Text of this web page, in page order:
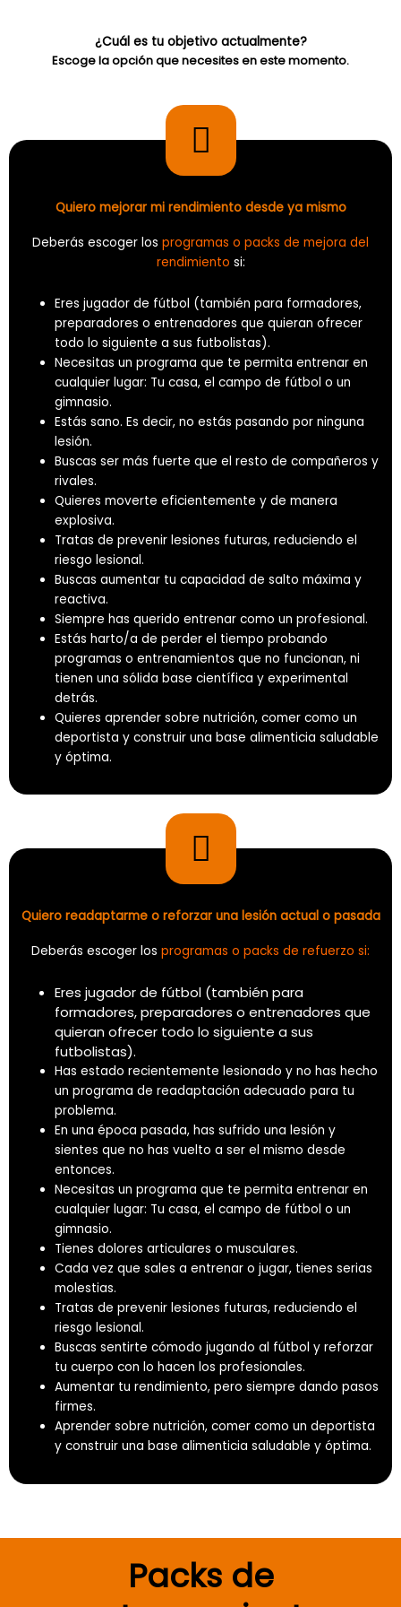
¿Cuál es tu objetivo actualmente?
Escoge la opción que necesites en este momento.
Quiero mejorar mi rendimiento desde ya mismo
Deberás escoger los programas o packs de mejora del
rendimiento si:
Eres jugador de fútbol (también para formadores,
preparadores o entrenadores que quieran ofrecer
todo lo siguiente a sus futbolistas).
Necesitas un programa que te permita entrenar en
cualquier lugar: Tu casa, el campo de fútbol o un
gimnasio.
Estás sano. Es decir, no estás pasando por ninguna
lesión.
Buscas ser más fuerte que el resto de compañeros y
rivales.
Quieres moverte eficientemente y de manera
explosiva.
Tratas de prevenir lesiones futuras, reduciendo el
riesgo lesional.
Buscas aumentar tu capacidad de salto máxima y
reactiva.
Siempre has querido entrenar como un profesional.
Estás harto/a de perder el tiempo probando
programas o entrenamientos que no funcionan, ni
tienen una sólida base científica y experimental
detrás.
Quieres aprender sobre nutrición, comer como un
deportista y construir una base alimenticia saludable
y óptima.
Quiero readaptarme o reforzar una lesión actual o pasada
Deberás escoger los programas o packs de refuerzo si:
Eres jugador de fútbol (también para
formadores, preparadores o entrenadores que
quieran ofrecer todo lo siguiente a sus
futbolistas).
Has estado recientemente lesionado y no has hecho
un programa de readaptación adecuado para tu
problema.
En una época pasada, has sufrido una lesión y
sientes que no has vuelto a ser el mismo desde
entonces.
Necesitas un programa que te permita entrenar en
cualquier lugar: Tu casa, el campo de fútbol o un
gimnasio.
Tienes dolores articulares o musculares.
Cada vez que sales a entrenar o jugar, tienes serias
molestias.
Tratas de prevenir lesiones futuras, reduciendo el
riesgo lesional.
Buscas sentirte cómodo jugando al fútbol y reforzar
tu cuerpo con lo hacen los profesionales.
Aumentar tu rendimiento, pero siempre dando pasos
firmes.
Aprender sobre nutrición, comer como un deportista
y construir una base alimenticia saludable y óptima.
Packs de